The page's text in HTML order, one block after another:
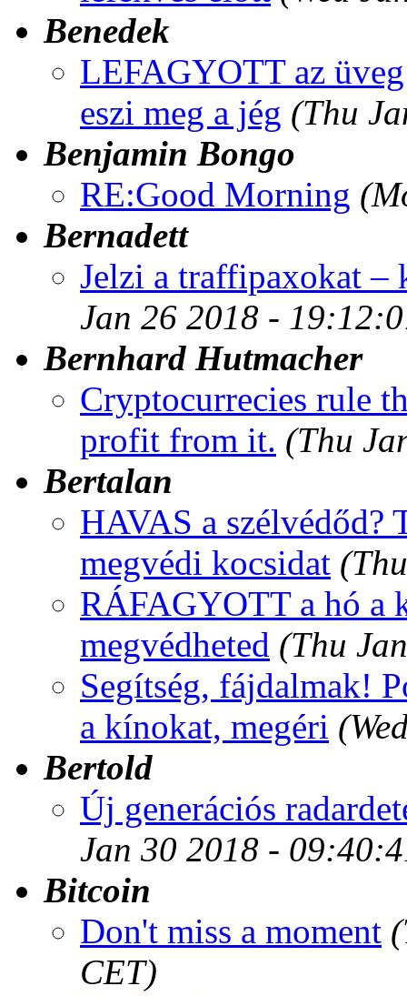
Benedek
LEFAGYOTT az
eszi meg a jég (Thu
Benjamin Bongo
RE:Good Morning
Bernadett
Jelzi a traffipaxokat –
Jan 26 2018 -
Bernhard Hutmacher
Cryptocurrecies rule
profit from it. (Thu
Bertalan
HAVAS a szélvédőd?
megvédi kocsidat
RÁFAGYOTT a hó a
megvédheted (Thu
Segítség, fájdalmak!
a kínokat, megéri
Bertold
Új generációs
Jan 30 2018 -
Bitcoin
Don't miss a moment
CET)